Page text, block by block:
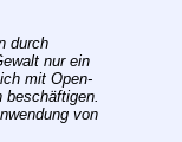
durch
nur ein
mit Open-
von